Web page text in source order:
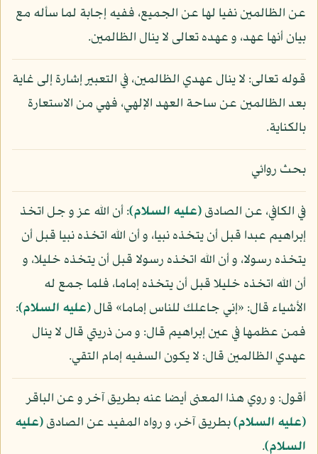
عن الظالمين نفيا لها عن الجميع، ففيه إجابة لما سأله مع
بيان أنها عهد، و عهده تعالى لا ينال الظالمين.
قوله تعالى: لا ينال عهدي الظالمين، في التعبير إشارة إلى غاية
بعد الظالمين عن ساحة العهد الإلهي، فهي من الاستعارة
بالكناية.
بحث روائي
في الكافي، عن الصادق(عليه السلام): أن الله عز و جل اتخذ
إبراهيم عبدا قبل أن يتخذه نبيا، و أن الله اتخذه نبيا قبل أن
يتخذه رسولا، و أن الله اتخذه رسولا قبل أن يتخذه خليلا، و
أن الله اتخذه خليلا قبل أن يتخذه إماما، فلما جمع له
الأشياء قال: «إني جاعلك للناس إماما» قال(عليه السلام):
فمن عظمها في عين إبراهيم قال: و من ذريتي قال لا ينال
عهدي الظالمين قال: لا يكون السفيه إمام التقي.
أقول: و روي هذا المعنى أيضا عنه بطريق آخر و عن الباقر
(عليه السلام)بطريق آخر، و رواه المفيد عن الصادق(عليه
السلام).